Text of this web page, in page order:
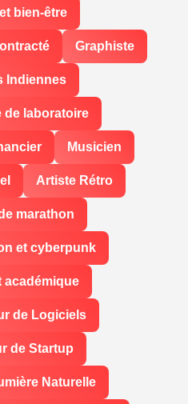
bien-être
Graphiste
Indiennes
de laboratoire
Musicien
Artiste Rétro
marathon
et cyberpunk
académique
de Logiciels
de Startup
Naturelle